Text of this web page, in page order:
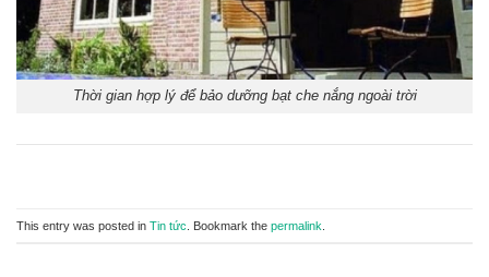
Thời gian hợp lý để bảo dưỡng bạt che nắng ngoài trời
This entry was posted in Tin tức . Bookmark the permalink